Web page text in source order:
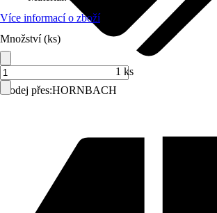
Prodej přes:HORNBACH
Více informací o zboží
Množství (ks)
1 ks